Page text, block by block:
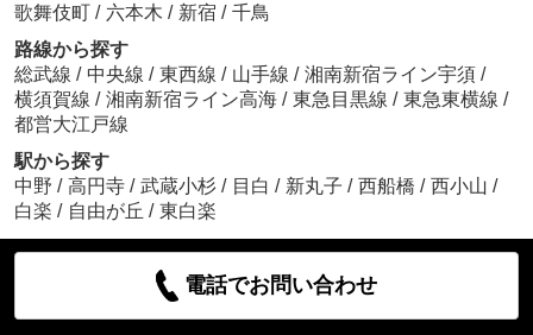
歌舞伎町 / 六本木 / 新宿 / 千鳥
路線から探す
総武線 / 中央線 / 東西線 / 山手線 / 湘南新宿ライン宇須 /
横須賀線 / 湘南新宿ライン高海 / 東急目黒線 / 東急東横線 /
都営大江戸線
駅から探す
中野 / 高円寺 / 武蔵小杉 / 目白 / 新丸子 / 西船橋 / 西小山 /
白楽 / 自由が丘 / 東白楽
電話でお問い合わせ